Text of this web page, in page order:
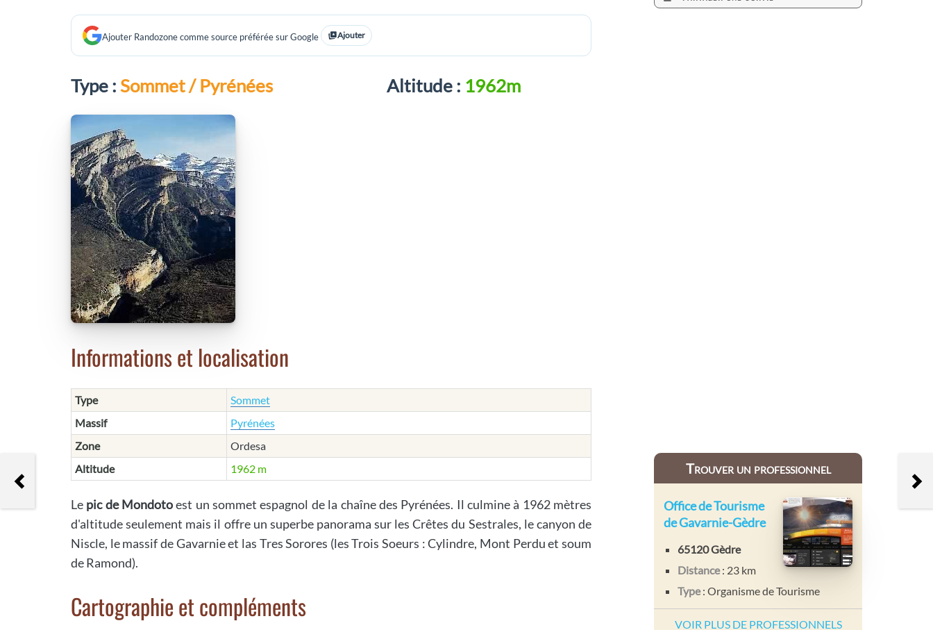
Ajouter Randozone comme source préférée sur Google Ajouter
Type : Sommet / Pyrénées Altitude : 1962m
Informations et localisation
Type
Sommet
Massif
Pyrénées
Zone
Ordesa
Altitude
1962 m
Le pic de Mondotoest un sommet espagnol de la chaîne des Pyrénées. Il culmine à 1962 mètres
d'altitude seulement mais il offre un superbe panorama sur les Crêtes du Sestrales, le canyon de
Niscle, le massif de Gavarnie et las Tres Sorores (les Trois Soeurs : Cylindre, Mont Perdu et soum
de Ramond).
Cartographie et compléments
Pico Uriello Trouver un professionnel
Office de Tourisme
de Gavarnie-Gèdre
65120 Gèdre
Distance: 23 km
Type: Organisme de Tourisme
VOIR PLUS DE PROFESSIONNELS